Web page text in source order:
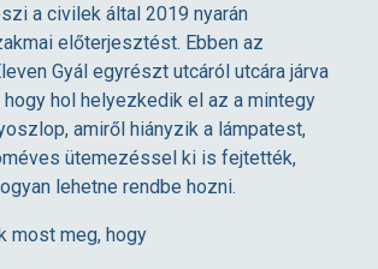
a civilek által 2019 nyarán
előterjesztést. Ebben az
Gyál egyrészt utcáról utcára járva
hol helyezkedik el az a mintegy
amiről hiányzik a lámpatest,
ütemezéssel ki is fejtették,
lehetne rendbe hozni.
most meg, hogy